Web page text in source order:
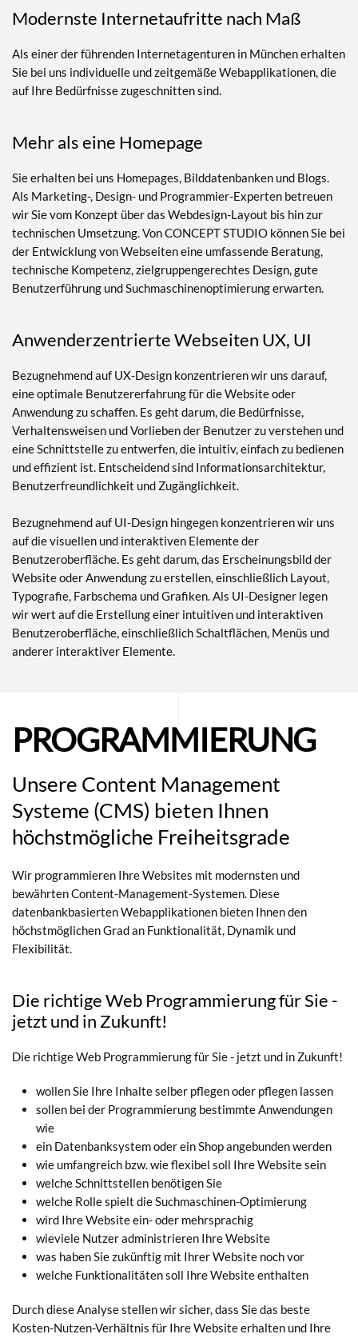
Modernste Internetaufritte nach Maß
Als einer der führenden Internetagenturen in München erhalten
Sie bei uns individuelle und zeitgemäße Webapplikationen, die
auf Ihre Bedürfnisse zugeschnitten sind.
Mehr als eine Homepage
Sie erhalten bei uns Homepages, Bilddatenbanken und Blogs.
Als Marketing-, Design- und Programmier-Experten betreuen
wir Sie vom Konzept über das Webdesign-Layout bis hin zur
technischen Umsetzung. Von CONCEPT STUDIO können Sie bei
der Entwicklung von Webseiten eine umfassende Beratung,
technische Kompetenz, zielgruppengerechtes Design, gute
Benutzerführung und Suchmaschinenoptimierung erwarten.
Anwenderzentrierte Webseiten UX, UI
Bezugnehmend auf UX-Design konzentrieren wir uns darauf,
eine optimale Benutzererfahrung für die Website oder
Anwendung zu schaffen. Es geht darum, die Bedürfnisse,
Verhaltensweisen und Vorlieben der Benutzer zu verstehen und
eine Schnittstelle zu entwerfen, die intuitiv, einfach zu bedienen
und effizient ist. Entscheidend sind Informationsarchitektur,
Benutzerfreundlichkeit und Zugänglichkeit.
Bezugnehmend auf UI-Design hingegen konzentrieren wir uns
auf die visuellen und interaktiven Elemente der
Benutzeroberfläche. Es geht darum, das Erscheinungsbild der
Website oder Anwendung zu erstellen, einschließlich Layout,
Typografie, Farbschema und Grafiken. Als UI-Designer legen
wir wert auf die Erstellung einer intuitiven und interaktiven
Benutzeroberfläche, einschließlich Schaltflächen, Menüs und
anderer interaktiver Elemente.
PROGRAMMIERUNG
Unsere Content Management
Systeme (CMS) bieten Ihnen
höchstmögliche Freiheitsgrade
Wir programmieren Ihre Websites mit modernsten und
bewährten Content-Management-Systemen. Diese
datenbankbasierten Webapplikationen bieten Ihnen den
höchstmöglichen Grad an Funktionalität, Dynamik und
Flexibilität.
Die richtige Web Programmierung für Sie -
jetzt und in Zukunft!
Die richtige Web Programmierung für Sie - jetzt und in Zukunft!
wollen Sie Ihre Inhalte selber pflegen oder pflegen lassen
sollen bei der Programmierung bestimmte Anwendungen
wie
ein Datenbanksystem oder ein Shop angebunden werden
wie umfangreich bzw. wie flexibel soll Ihre Website sein
welche Schnittstellen benötigen Sie
welche Rolle spielt die Suchmaschinen-Optimierung
wird Ihre Website ein- oder mehrsprachig
wieviele Nutzer administrieren Ihre Website
was haben Sie zukünftig mit Ihrer Website noch vor
welche Funktionalitäten soll Ihre Website enthalten
Durch diese Analyse stellen wir sicher, dass Sie das beste
Kosten-Nutzen-Verhältnis für Ihre Website erhalten und Ihre